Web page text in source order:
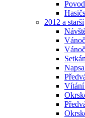
2012 a starší
Vítání